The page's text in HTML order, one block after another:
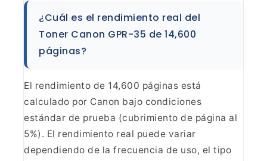
¿Cuál es el rendimiento real del
Toner Canon GPR-35 de 14,600
páginas?
El rendimiento de 14,600 páginas está
calculado por Canon bajo condiciones
estándar de prueba (cubrimiento de página al
5%). El rendimiento real puede variar
dependiendo de la frecuencia de uso, el tipo